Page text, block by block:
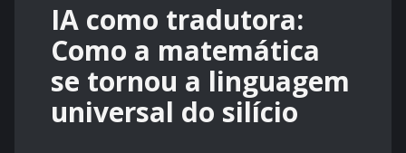
IA como tradutora:
Como a matemática
se tornou a linguagem
universal do silício